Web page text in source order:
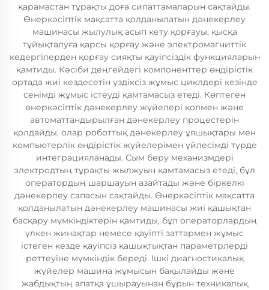
қарамастан тұрақты доға сипаттамаларын сақтайды.
Өнеркәсіптік мақсатта қолданылатын дәнекерлеу
машинасы жылулық асып кету қорғауы, қысқа
тұйықталуға қарсы қорғау және электромагниттік
кедергілерден қорғау сияқты қауіпсіздік функцияларын
қамтиды. Кәсіби деңгейдегі компоненттер өндірістік
ортада жиі кездесетін үздіксіз жұмыс циклдері кезінде
сенімді жұмыс істеуді қамтамасыз етеді. Көптеген
өнеркәсіптік дәнекерлеу жүйелері қолмен және
автоматтандырылған дәнекерлеу процестерін
қолдайды, олар роботтық дәнекерлеу ұяшықтары мен
компьютерлік өндірістік жүйелерімен үйлесімді түрде
интеграцияланады. Сым беру механизмдері
электродтың тұрақты жылжуын қамтамасыз етеді, бұл
оператордың шаршауын азайтады және біркелкі
дәнекерлеу сапасын сақтайды. Өнеркәсіптік мақсатта
қолданылатын дәнекерлеу машинасы жиі қашықтан
басқару мүмкіндіктерін қамтиды, бұл операторлардың
үлкен жинақтар немесе қауіпті заттармен жұмыс
істеген кезде қауіпсіз қашықтықтан параметрлерді
реттеуіне мүмкіндік береді. Ішкі диагностикалық
жүйелер машина жұмысын бақылайды және
жабдықтың апатқа ұшырауынан бұрын техникалық